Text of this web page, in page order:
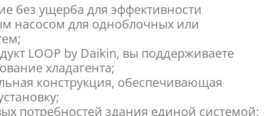
без ущерба для эффективности
насосом для одноблочных или
LOOP by Daikin, вы поддерживаете
хладагента;
конструкция, обеспечивающая
потребностей здания единой системой: